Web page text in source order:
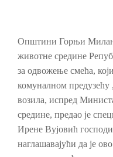
Општини Горњи
животне средине
за одвожење смећа,
комуналном
возила, испред
средине, предао је
Ирене Вујовић
наглашавајући да је